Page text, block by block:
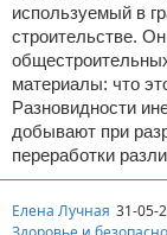
используемый в
строительстве.
материалы: что
Разновидности
добывают при
переработки
Елена Лучная 31-05-